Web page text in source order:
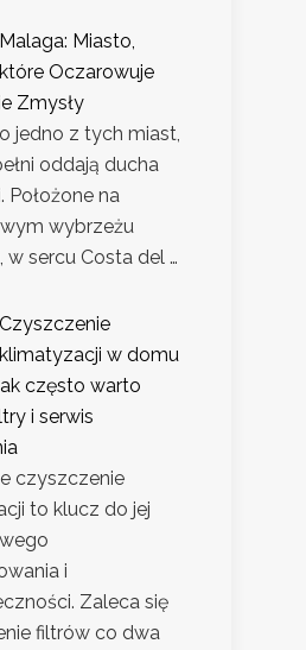
Malaga: Miasto,
które Oczarowuje
Zmysły
jedno z tych miast,
oddają ducha
Położone na
wybrzeżu
w sercu Costa del …
Czyszczenie
klimatyzacji w domu
często warto
i serwis
czyszczenie
to klucz do jej
i
Zaleca się
filtrów co dwa